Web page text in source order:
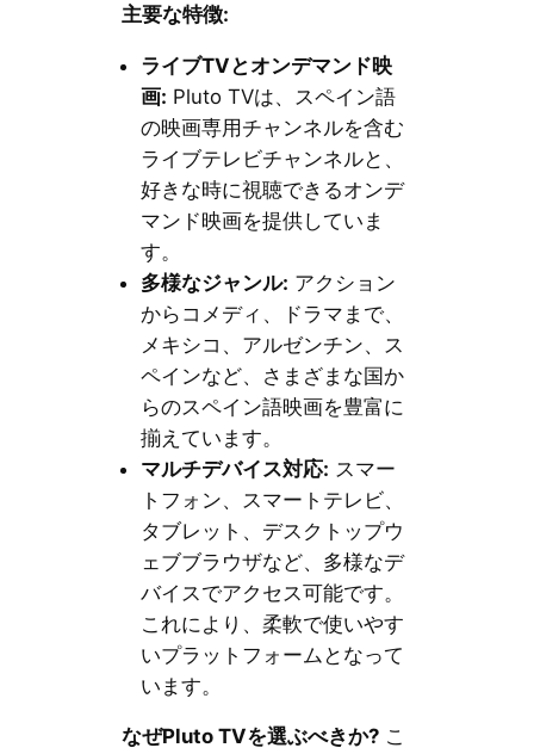
主要な特徴:
ライブTVとオンデマンド映
画: Pluto TVは、スペイン語
の映画専用チャンネルを含む
ライブテレビチャンネルと、
好きな時に視聴できるオンデ
マンド映画を提供していま
す。
多様なジャンル: アクション
からコメディ、ドラマまで、
メキシコ、アルゼンチン、ス
ペインなど、さまざまな国か
らのスペイン語映画を豊富に
揃えています。
マルチデバイス対応: スマー
トフォン、スマートテレビ、
タブレット、デスクトップウ
ェブブラウザなど、多様なデ
バイスでアクセス可能です。
これにより、柔軟で使いやす
いプラットフォームとなって
います。
なぜPluto TVを選ぶべきか?こ